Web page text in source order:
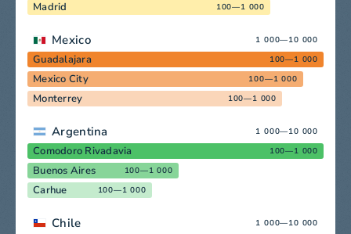
Madrid 100—1 000
Mexico 1 000—10 000
Guadalajara 100—1 000
Mexico City 100—1 000
Monterrey 100—1 000
Argentina 1 000—10 000
Comodoro Rivadavia 100—1 000
Buenos Aires 100—1 000
Carhue 100—1 000
Chile 1 000—10 000